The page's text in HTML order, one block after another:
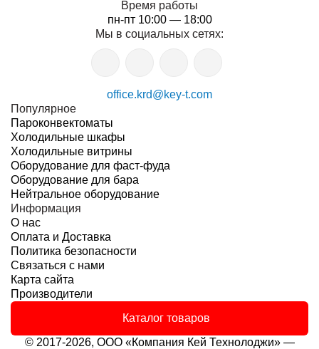
Время работы
пн-пт 10:00 — 18:00
Мы в социальных сетях:
office.krd@key-t.com
Популярное
Пароконвектоматы
Холодильные шкафы
Холодильные витрины
Оборудование для фаст-фуда
Оборудование для бара
Нейтральное оборудование
Информация
О нас
Оплата и Доставка
Политика безопасности
Связаться с нами
Карта сайта
Производители
Каталог товаров
© 2017-2026, ООО «Компания Кей Технолоджи» —